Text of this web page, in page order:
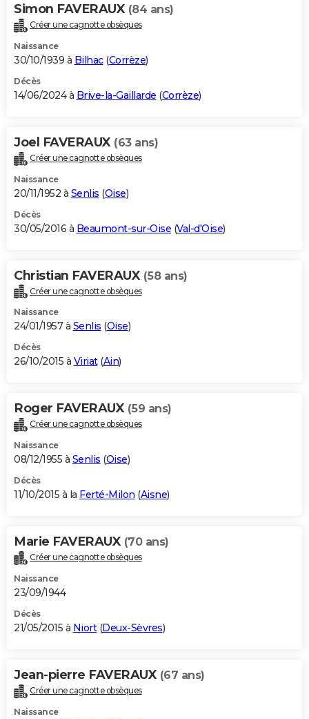
Bricolage
Lifestyle
Culture
Sport
Auto
Television
Voyage
Cinema
Simon FAVERAUX (84 ans)
Créer une cagnotte obsèques
Naissance
30/10/1939 à Bilhac(Corrèze)
Décès
14/06/2024 à Brive-la-Gaillarde (Corrèze)
Joel FAVERAUX (63 ans)
Créer une cagnotte obsèques
Naissance
20/11/1952 à Senlis (Oise)
Décès
30/05/2016 à Beaumont-sur-Oise (Val-d'Oise)
Christian FAVERAUX (58 ans)
Créer une cagnotte obsèques
Naissance
24/01/1957 à Senlis (Oise)
Décès
26/10/2015 à Viriat(Ain)
Roger FAVERAUX (59 ans)
Créer une cagnotte obsèques
Naissance
08/12/1955 à Senlis (Oise)
Décès
11/10/2015 à la Ferté-Milon (Aisne)
Marie FAVERAUX (70 ans)
Créer une cagnotte obsèques
Naissance
23/09/1944
Décès
21/05/2015 à Niort(Deux-Sèvres)
Jean-pierre FAVERAUX (67 ans)
Créer une cagnotte obsèques
Naissance